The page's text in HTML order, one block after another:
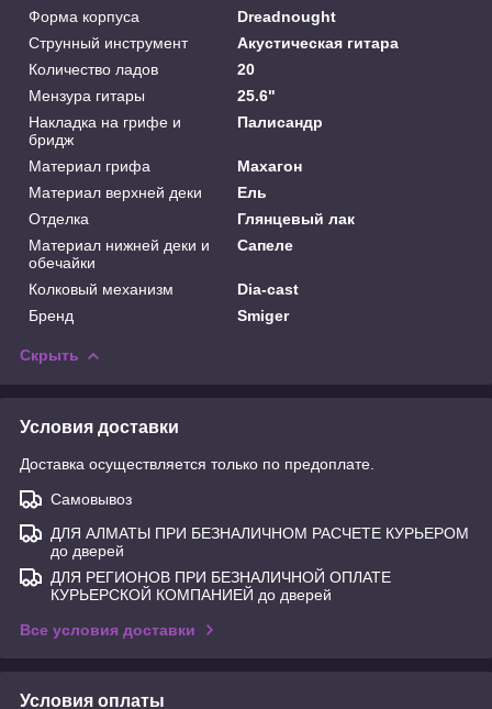
Форма корпуса
Dreadnought
Струнный инструмент
Акустическая гитара
Количество ладов
20
Мензура гитары
25.6"
Накладка на грифе и
бридж
Палисандр
Материал грифа
Махагон
Материал верхней деки
Ель
Отделка
Глянцевый лак
Материал нижней деки и
обечайки
Сапеле
Колковый механизм
Dia-cast
Бренд
Smiger
Скрыть
Условия доставки
Доставка осуществляется только по предоплате.
Самовывоз
ДЛЯ АЛМАТЫ ПРИ БЕЗНАЛИЧНОМ РАСЧЕТЕ КУРЬЕРОМ
до дверей
ДЛЯ РЕГИОНОВ ПРИ БЕЗНАЛИЧНОЙ ОПЛАТЕ
КУРЬЕРСКОЙ КОМПАНИЕЙ до дверей
Все условия доставки
Условия оплаты